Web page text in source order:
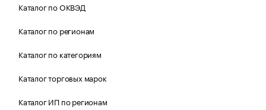
Каталог по ОКВЭД
Каталог по регионам
Каталог по категориям
Каталог торговых марок
Каталог ИП по регионам